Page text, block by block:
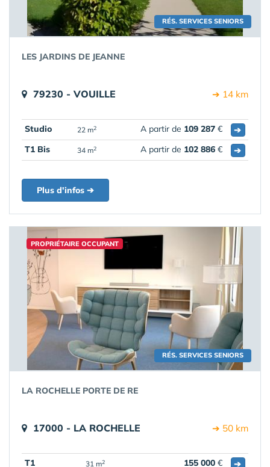
RÉS. SERVICES SENIORS
LES JARDINS DE JEANNE
79230 - VOUILLE ➔ 14 km
Studio 22 m2 A partir de 109 287 €
➔
T1 Bis
34 m2 A partir de 102 886 € ➔
Plus d'infos ➔
RÉS. SERVICES SENIORS
PROPRIÉTAIRE OCCUPANT
LA ROCHELLE PORTE DE RE
17000 - LA ROCHELLE ➔ 50 km
T1 31 m2 155 000 € ➔